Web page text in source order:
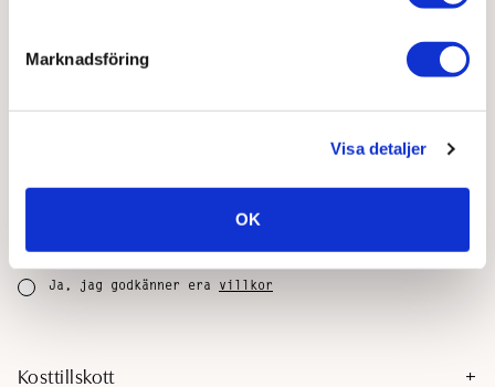
Marknadsföring
Visa detaljer
OK
Join the support club - Få 50 kr på ditt
köp
Anmäl dig till vårt nyhetsbrev och ta del av nyheter
och exklusiva erbjudanden!
Ja, jag godkänner era villkor
Kosttillskott